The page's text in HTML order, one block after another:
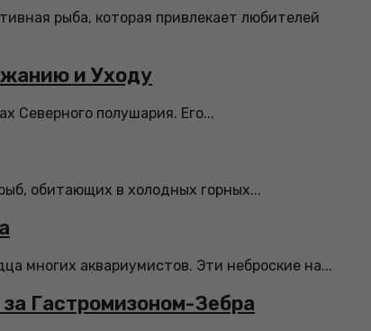
рыба, которая привлекает любителей
и Уходу
Северного полушария. Его...
обитающих в холодных горных...
многих аквариумистов. Эти неброские на...
Гастромизоном-Зебра